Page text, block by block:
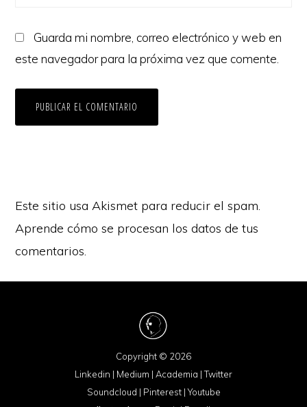
Guarda mi nombre, correo electrónico y web en
este navegador para la próxima vez que comente.
Este sitio usa Akismet para reducir el spam.
Aprende cómo se procesan los datos de tus
comentarios.
Copyright © 2026
Linkedin | Medium | Academia |Twitter
Soundcloud | Pinterest|Youtube